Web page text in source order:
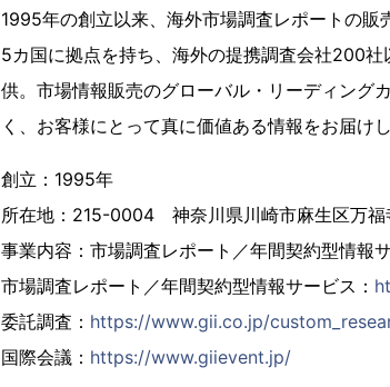
1995年の創立以来、海外市場調査レポートの
5カ国に拠点を持ち、海外の提携調査会社200
供。市場情報販売のグローバル・リーディング
く、お客様にとって真に価値ある情報をお届けし
創立：1995年
所在地：215-0004 神奈川県川崎市麻生区万
事業内容：市場調査レポート／年間契約型情報
市場調査レポート／年間契約型情報サービス：
委託調査： https://www.gii.co.jp/
国際会議： https://www.giievent.jp/